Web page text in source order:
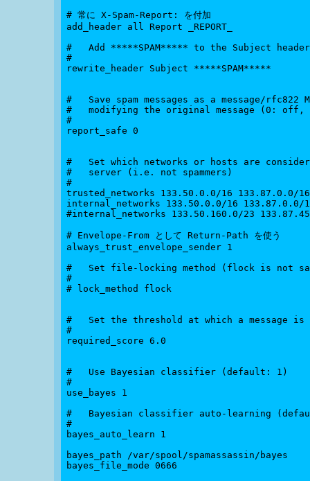
# 常に X-Spam-Report: を付加
add_header all Report _REPORT_
#   Add *****SPAM***** to the Subject
#
rewrite_header Subject *****SPAM*****
#   Save spam messages as a message/rfc822
#   modifying the original message (0:
#
report_safe 0
#   Set which networks or hosts are
#   server (i.e. not spammers)
#
trusted_networks 133.50.0.0/16 133.87.0.0/
internal_networks 133.50.0.0/16 133.87.0.0/
#internal_networks 133.50.160.0/23
# Envelope-From として Return-Path を使う
always_trust_envelope_sender 1
#   Set file-locking method (flock is not
#
# lock_method flock
#   Set the threshold at which a message is
#
required_score 6.0
#   Use Bayesian classifier (default: 1)
#
use_bayes 1
#   Bayesian classifier auto-learning
#
bayes_auto_learn 1
bayes_path /var/spool/spamassassin/bayes
bayes_file_mode 0666